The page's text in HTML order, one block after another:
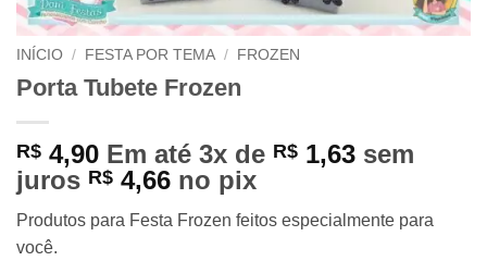
INÍCIO / FESTA POR TEMA / FROZEN
Porta Tubete Frozen
R$ 4,90 Em até 3x de R$ 1,63 sem
juros R$ 4,66 no pix
Produtos para Festa Frozen feitos especialmente para
você.